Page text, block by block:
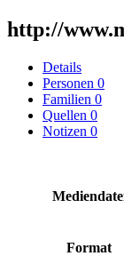
http://
Details
Personen 0
Familien 0
Quellen 0
Notizen 0
Format